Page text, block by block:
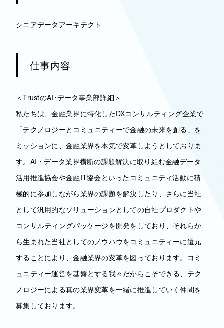
シニアデータアーキテクト
仕事内容
＜TrustのAI･データ事業部詳細＞
私たちは、金融業界に特化したDXコンサルティング企業で
「テクノロジーとコミュニティーで金融の未来を創る」を
ミッションに、金融業界を本気で変革しようとしておりま
す。AI・データ業界横断の課題解決に取り組む金融データ
活用推進協会や金融IT協会といったコミュニティ活動に積
極的に参加しながら業界の課題を解決したり、さらに当社
として汎用的なソリューションとしての自社プロダクトや
コンサルティングパッケージを開発をしており、それらか
ら生まれた当社としてのノウハウをコミュニティーに還元
することにより、金融業界の変革を図っております。コミ
ュニティー運営を基盤とする我々だからこそできる、テク
ノロジーによる真の業界変革を一緒に推進していく仲間を
募集しております。